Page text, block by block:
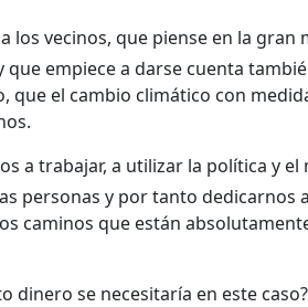
los vecinos, que piense en la gran
empiece a darse cuenta
que el cambio climático con
a trabajar, a utilizar la política y
personas y por tanto dedicarnos
caminos que están
dinero se necesitaría en este